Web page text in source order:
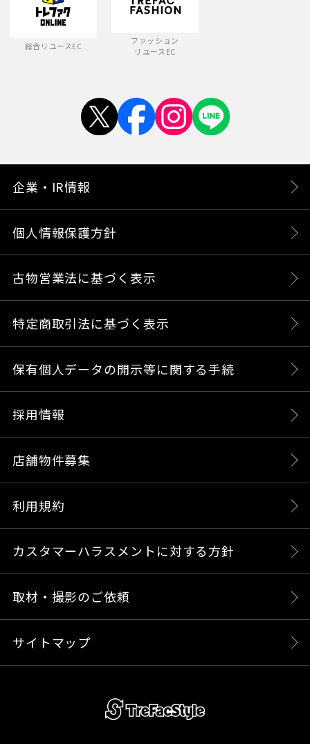
総合リユースEC
ファッション
リユースEC
企業・IR情報
個人情報保護方針
古物営業法に基づく表示
特定商取引法に基づく表示
保有個人データの開示等に関する手続
採用情報
店舗物件募集
利用規約
カスタマーハラスメントに対する方針
取材・撮影のご依頼
サイトマップ